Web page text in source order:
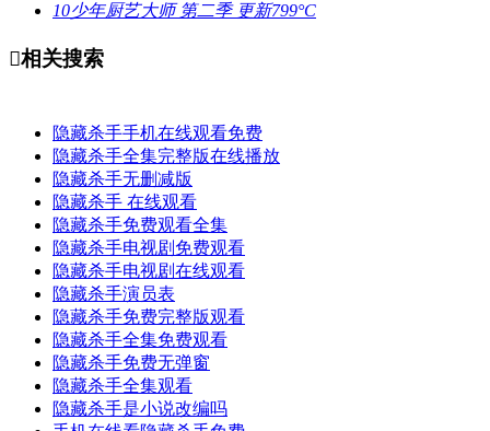
10少年厨艺大师 第二季 更新799°C
相关搜索
隐藏杀手手机在线观看免费
隐藏杀手全集完整版在线播放
隐藏杀手无删减版
隐藏杀手 在线观看
隐藏杀手免费观看全集
隐藏杀手电视剧免费观看
隐藏杀手电视剧在线观看
隐藏杀手演员表
隐藏杀手免费完整版观看
隐藏杀手全集免费观看
隐藏杀手免费无弹窗
隐藏杀手全集观看
隐藏杀手是小说改编吗